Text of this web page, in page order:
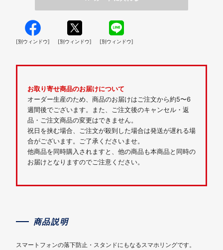
[別ウィンドウ] [別ウィンドウ] [別ウィンドウ]
お取り寄せ商品のお届けについて
オーダー生産のため、商品のお届けはご注文から約5〜6
週間後でございます。また、ご注文後のキャンセル・返
品・ご注文商品の変更はできません。
祝日を挟む場合、ご注文が殺到した場合は発送が遅れる場
合がございます。ご了承くださいませ。
他商品を同時購入されますと、他の商品も本商品と同時の
お届けとなりますのでご注意ください。
商品説明
スマートフォンの落下防止・スタンドにもなるスマホリングです。